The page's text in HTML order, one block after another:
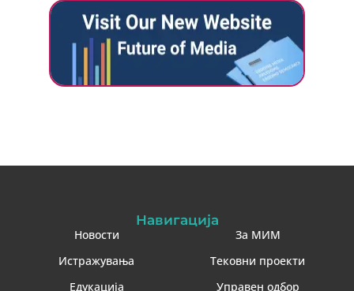
Навигација
Новости
Истражувања
Едукација
За МИМ
Тековни проекти
Управен одбор